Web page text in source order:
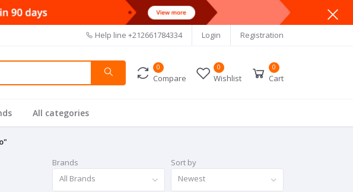
Help line +212661784334 Login Registration
0
Compare
0
Wishlist
0
Cart
All categories
Brands
All Brands
Sort by
Newest